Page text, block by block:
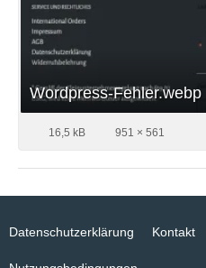
Wordpress-Fehler.webp
16,5 kB 951 × 561
Datenschutzerklärung Kontakt